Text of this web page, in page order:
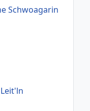
Schwoagarin